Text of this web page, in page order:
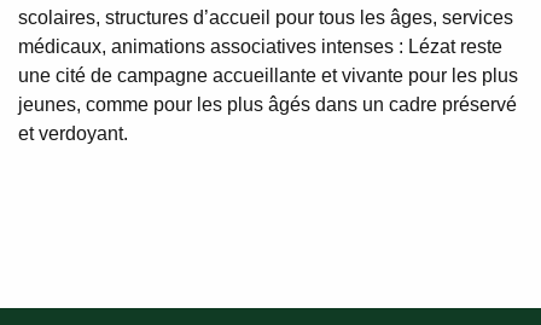
scolaires, structures d’accueil pour tous les âges, services
médicaux, animations associatives intenses : Lézat reste
une cité de campagne accueillante et vivante pour les plus
jeunes, comme pour les plus âgés dans un cadre préservé
et verdoyant.